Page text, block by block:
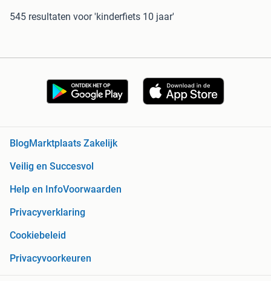
545 resultaten voor 'kinderfiets 10 jaar'
Blog Marktplaats Zakelijk
Veilig en Succesvol
Help en InfoVoorwaarden
Privacyverklaring
Cookiebeleid
Privacyvoorkeuren